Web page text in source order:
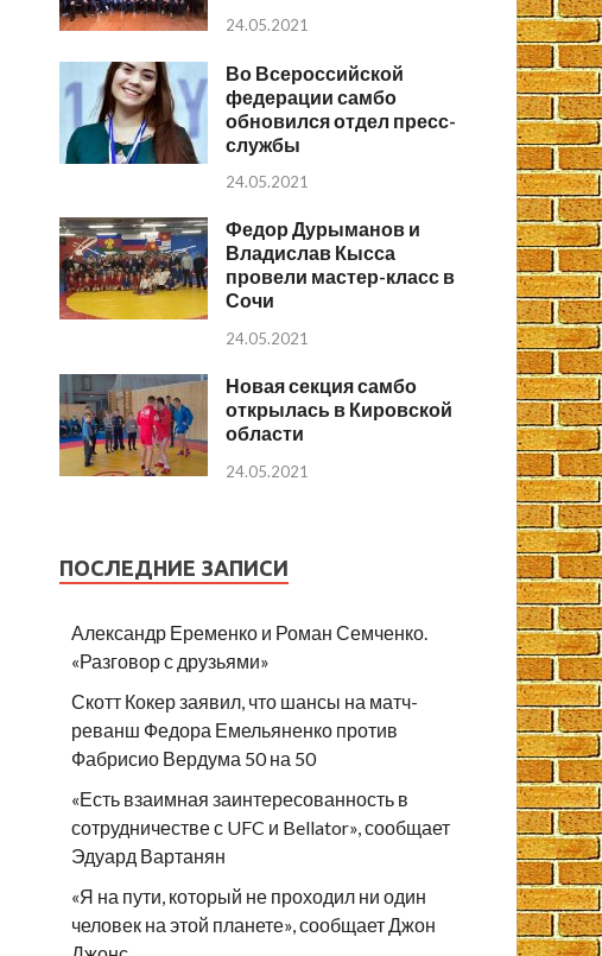
24.05.2021
Во Всероссийской
федерации самбо
обновился отдел пресс-
службы
24.05.2021
Федор Дурыманов и
Владислав Кысса
провели мастер-класс в
Сочи
24.05.2021
Новая секция самбо
открылась в Кировской
области
24.05.2021
ПОСЛЕДНИЕ ЗАПИСИ
Александр Еременко и Роман Семченко.
«Разговор с друзьями»
Скотт Кокер заявил, что шансы на матч-
реванш Федора Емельяненко против
Фабрисио Вердума 50 на 50
«Есть взаимная заинтересованность в
сотрудничестве с UFC и Bellator», сообщает
Эдуард Вартанян
«Я на пути, который не проходил ни один
человек на этой планете», сообщает Джон